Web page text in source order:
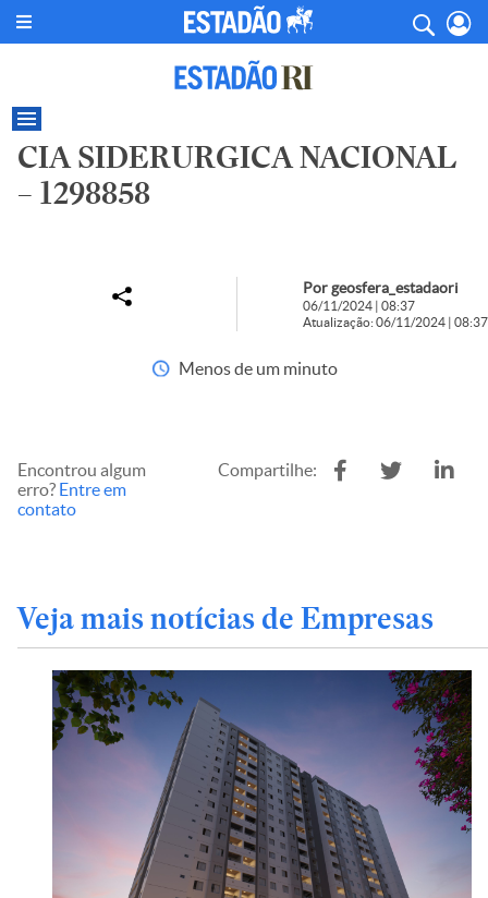
CIA SIDERURGICA NACIONAL
– 1298858
Por geosfera_estadaori
06/11/2024 | 08:37
Atualização: 06/11/2024 | 08:37
Menos de um minuto
Encontrou algum
erro? Entre em
contato
Compartilhe:
Veja mais notícias de Empresas